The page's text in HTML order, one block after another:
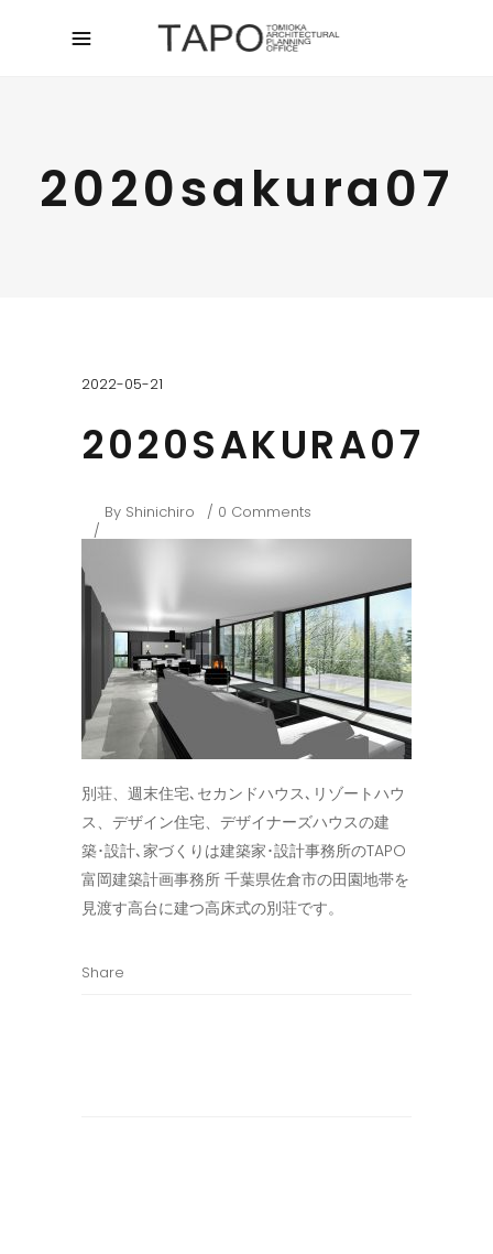
2020sakura07
2022-05-21
2020SAKURA07
By Shinichiro 0 Comments
別荘、週末住宅､セカンドハウス､リゾートハウ
ス、デザイン住宅、デザイナーズハウスの建
築･設計､家づくりは建築家･設計事務所のTAPO
富岡建築計画事務所 千葉県佐倉市の田園地帯を
見渡す高台に建つ高床式の別荘です。
Share